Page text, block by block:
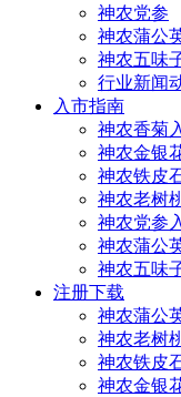
神农党参
神农蒲公
神农五味
行业新闻
入市指南
神农香菊
神农金银
神农铁皮
神农老树
神农党参
神农蒲公
神农五味
注册下载
神农蒲公
神农老树
神农铁皮
神农金银